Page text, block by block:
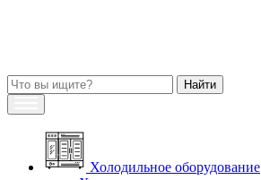
Холодильное оборудование